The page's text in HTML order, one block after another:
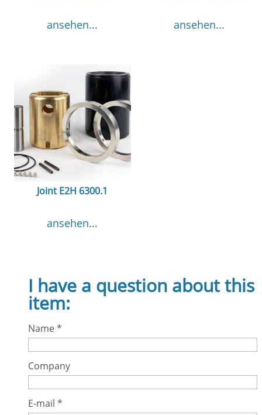
ansehen... ansehen...
Joint E2H 6300.1
ansehen...
I have a question about this
item:
Name*
Company
E-mail *